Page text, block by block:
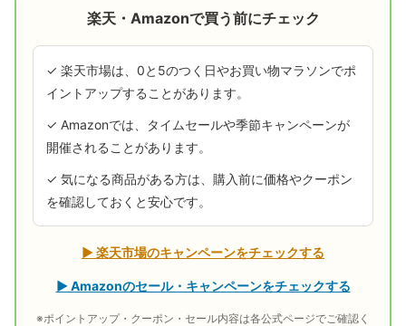
楽天・Amazonで買う前にチェック
✓ 楽天市場は、0と5のつく日やお買い物マラソンでポ
イントアップすることがあります。
✓ Amazonでは、タイムセールや季節キャンペーンが
開催されることがあります。
✓ 気になる商品がある方は、購入前に価格やクーポン
を確認しておくと安心です。
▶ 楽天市場のキャンペーンをチェックする
▶ Amazonのセール・キャンペーンをチェックする
※ポイントアップ・クーポン・セール内容は各公式ページでご確認く